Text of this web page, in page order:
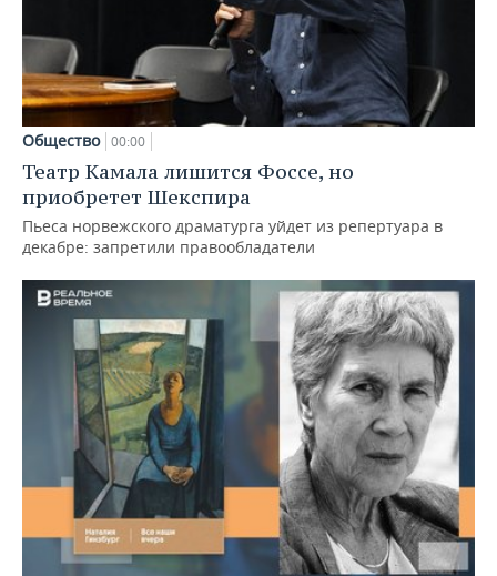
Общество 00:00
Театр Камала лишится Фоссе, но
приобретет Шекспира
Пьеса норвежского драматурга уйдет из репертуара в
декабре: запретили правообладатели